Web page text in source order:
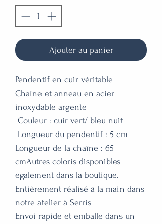
Ajouter au panier
Pendentif en cuir véritable
Chaîne et anneau en acier
inoxydable argenté
Longueur de la chaîne : 65
cmAutres coloris disponibles
également dans la boutique.
Entièrement réalisé à la main dans
notre atelier à Serris
Envoi rapide et emballé dans un